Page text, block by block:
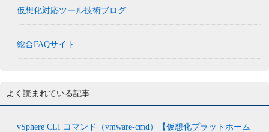
仮想化対応ツール技術ブログ
総合FAQサイト
よく読まれている記事
vSphere CLI コマンド（vmware-cmd）【仮想化プラットホーム